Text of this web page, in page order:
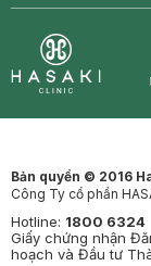
Bản quyền © 2016
Công Ty cổ phần
Hotline: 1800 6324
Giấy chứng nhận
hoạch và Đầu tư